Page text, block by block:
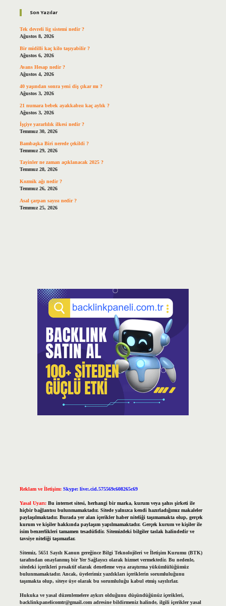
Son Yazılar
Tek devreli lig sistemi nedir ?
Ağustos 8, 2026
Bir midilli kaç kilo taşıyabilir ?
Ağustos 6, 2026
Avans Hesap nedir ?
Ağustos 4, 2026
40 yaşından sonra yeni diş çıkar mı ?
Ağustos 3, 2026
21 numara bebek ayakkabısı kaç aylık ?
Ağustos 3, 2026
İşçiye yararlılık ilkesi nedir ?
Temmuz 30, 2026
Bambaşka Biri nerede çekildi ?
Temmuz 29, 2026
Tayinler ne zaman açıklanacak 2025 ?
Temmuz 28, 2026
Kozmik ağı nedir ?
Temmuz 26, 2026
Asal çarpan sayısı nedir ?
Temmuz 25, 2026
Reklam ve İletişim: Skype: live:.cid.575569c608265c69
Yasal Uyarı: Bu internet sitesi, herhangi bir marka, kurum veya şahıs şirketi ile
hiçbir bağlantısı bulunmamaktadır. Sitede yalnızca kendi hazırladığımız makaleler
paylaşılmaktadır. Burada yer alan içerikler haber niteliği taşımamakta olup, gerçek
kurum ve kişiler hakkında paylaşım yapılmamaktadır. Gerçek kurum ve kişiler ile
isim benzerlikleri tamamen tesadüfidir. Sitemizdeki bilgiler taslak halindedir ve
tavsiye niteliği taşımazlar.
Sitemiz, 5651 Sayılı Kanun gereğince Bilgi Teknolojileri ve İletişim Kurumu (BTK)
tarafından onaylanmış bir Yer Sağlayıcı olarak hizmet vermektedir. Bu nedenle,
sitedeki içerikleri proaktif olarak denetleme veya araştırma yükümlülüğümüz
bulunmamaktadır. Ancak, üyelerimiz yazdıkları içeriklerin sorumluluğunu
taşımakta olup, siteye üye olarak bu sorumluluğu kabul etmiş sayılırlar.
Hukuka ve yasal düzenlemelere aykırı olduğunu düşündüğünüz içerikleri,
backlinkpanelicomtr@gmail.comadresine bildirmeniz halinde, ilgili içerikler yasal